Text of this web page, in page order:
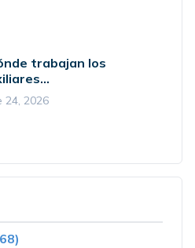
trabajan los
24, 2026